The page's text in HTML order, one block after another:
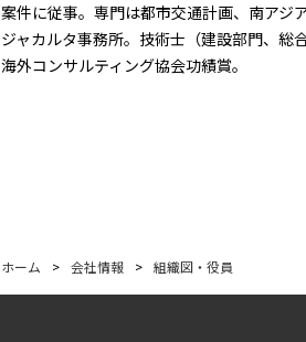
案件に従事。専門は都市交通計画、南ア
ジャカルタ事務所。技術士（建設部門、総
海外コンサルティング協会功績賞。
ホーム > 会社情報 > 組織図・役員